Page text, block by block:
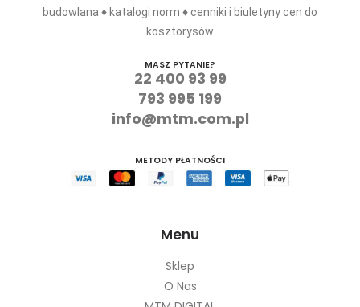
budowlana ♦ katalogi norm ♦ cenniki i biuletyny cen do
kosztorysów
MASZ PYTANIE?
22 400 93 99
793 995 199
info@mtm.com.pl
METODY PŁATNOŚCI
Menu
Sklep
O Nas